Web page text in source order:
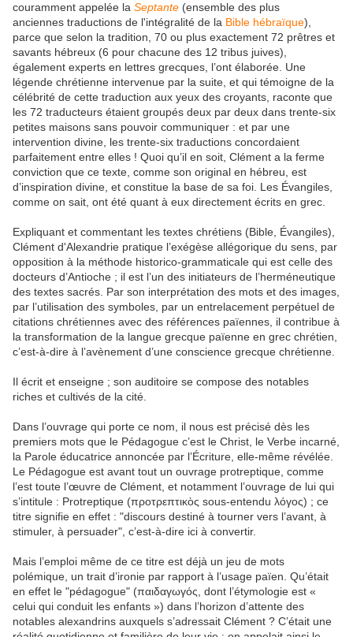
couramment appelée la Septante (ensemble des plus
anciennes traductions de l'intégralité de la Bible hébraïque),
parce que selon la tradition, 70 ou plus exactement 72 prêtres et
savants hébreux (6 pour chacune des 12 tribus juives),
également experts en lettres grecques, l’ont élaborée. Une
légende chrétienne intervenue par la suite, et qui témoigne de la
célébrité de cette traduction aux yeux des croyants, raconte que
les 72 traducteurs étaient groupés deux par deux dans trente-six
petites maisons sans pouvoir communiquer : et par une
intervention divine, les trente-six traductions concordaient
parfaitement entre elles ! Quoi qu’il en soit, Clément a la ferme
conviction que ce texte, comme son original en hébreu, est
d’inspiration divine, et constitue la base de sa foi. Les Évangiles,
comme on sait, ont été quant à eux directement écrits en grec.
Expliquant et commentant les textes chrétiens (Bible, Évangiles),
Clément d'Alexandrie pratique l’exégèse allégorique du sens, par
opposition à la méthode historico-grammaticale qui est celle des
docteurs d’Antioche ; il est l’un des initiateurs de l’herméneutique
des textes sacrés. Par son interprétation des mots et des images,
par l’utilisation des symboles, par un entrelacement perpétuel de
citations chrétiennes avec des références païennes, il contribue à
la transformation de la langue grecque païenne en grec chrétien,
c’est-à-dire à l’avènement d’une conscience grecque chrétienne.
Il écrit et enseigne ; son auditoire se compose des notables
riches et cultivés de la cité.
Dans l’ouvrage qui porte ce nom, il nous est précisé dès les
premiers mots que le Pédagogue c’est le Christ, le Verbe incarné,
la Parole éducatrice annoncée par l’Écriture, elle-même révélée.
Le Pédagogue est avant tout un ouvrage protreptique, comme
l’est toute l’œuvre de Clément, et notamment l’ouvrage de lui qui
s’intitule : Protreptique (προτρεπτικὸς sous-entendu λόγος) ; ce
titre signifie en effet : "discours destiné à tourner vers l’avant, à
stimuler, à persuader", c’est-à-dire ici à convertir.
Mais l’emploi même de ce titre est déjà un jeu de mots
polémique, un trait d’ironie par rapport à l’usage païen. Qu’était
en effet le "pédagogue" (παιδαγωγός, dont l’étymologie est «
celui qui conduit les enfants ») dans l’horizon d’attente des
notables alexandrins auxquels s’adressait Clément ? C’était une